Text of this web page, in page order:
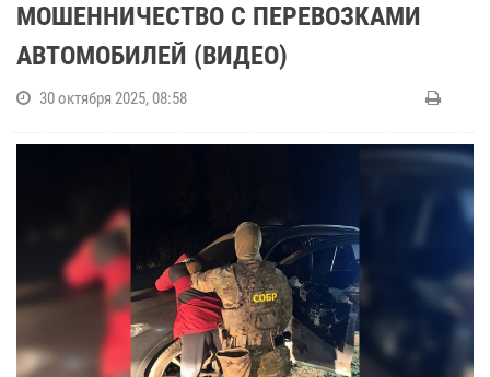
МОШЕННИЧЕСТВО С ПЕРЕВОЗКАМИ
АВТОМОБИЛЕЙ (ВИДЕО)
30 октября 2025, 08:58